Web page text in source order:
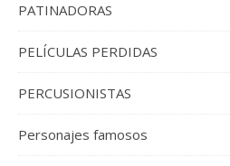
PATINADORAS
PELÍCULAS PERDIDAS
PERCUSIONISTAS
Personajes famosos